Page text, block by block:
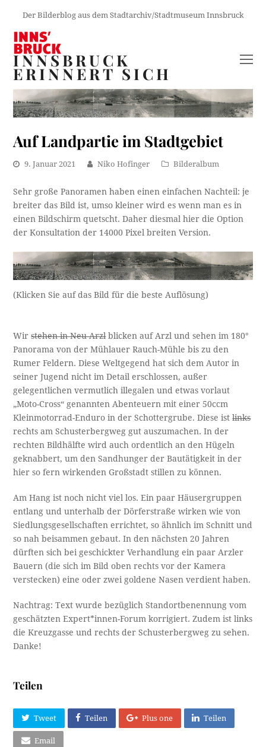
Der Bilderblog aus dem Stadtarchiv/Stadtmuseum Innsbruck
INNSBRUCK
ERINNERT SICH
Auf Landpartie im Stadtgebiet
9. Januar 2021 Niko Hofinger Bilderalbum
Sehr große Panoramen haben einen einfachen Nachteil: je
breiter das Bild ist, umso kleiner wird es wenn man es in
einen Bildschirm quetscht. Daher diesmal hier die Option
der Konsultation der 14000 Pixel breiten Version.
(Klicken Sie auf das Bild für die beste Auflösung)
Wirstehen in Neu-Arzlblicken auf Arzl und sehen im 180°
Panorama von der Mühlauer Rauch-Mühle bis zu den
Rumer Feldern. Diese Weltgegend hat sich dem Autor in
seiner Jugend nicht im Detail erschlossen, außer
gelegentlichen vermutlich illegalen und etwas vorlaut
„Moto-Cross“ genannten Abenteuern mit einer 50ccm
Kleinmotorrad-Enduro in der Schottergrube. Diese istlinks
rechts am Schusterbergweg gut auszumachen. In der
rechten Bildhälfte wird auch ordentlich an den Hügeln
geknabbert, um den Sandhunger der Bautätigkeit in der
hier so fern wirkenden Großstadt stillen zu können.
Am Hang ist noch nicht viel los. Ein paar Häusergruppen
entlang und unterhalb der Dörferstraße wirken wie von
Siedlungsgesellschaften errichtet, so ähnlich im Schnitt und
so nah beisammen gebaut. In den nächsten 20 Jahren
dürften sich bei geschickter Verhandlung ein paar Arzler
Bauern (die sich im Bild oben rechts vor der Kamera
verstecken) eine oder zwei goldene Nasen verdient haben.
Nachtrag: Text wurde bezüglich Standortbenennung vom
geschätzten Expert*innen-Forum korrigiert. Zudem ist links
die Kreuzgasse und rechts der Schusterbergweg zu sehen.
Danke!
Teilen
Tweet Teilen Plus one Teilen
Email